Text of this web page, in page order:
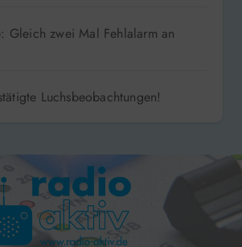
Gleich zwei Mal Fehlalarm an
Luchsbeobachtungen!